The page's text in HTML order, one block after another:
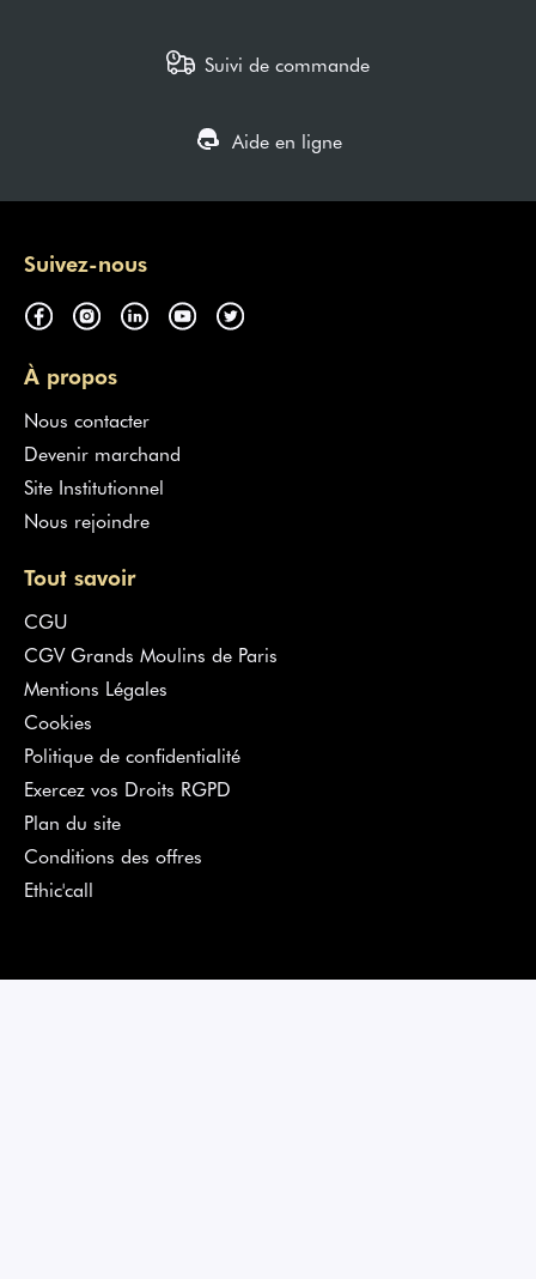
Suivi de commande
Aide en ligne
Suivez-nous
À propos
Nous contacter
Devenir marchand
Site Institutionnel
Nous rejoindre
Tout savoir
CGU
CGV Grands Moulins de Paris
Mentions Légales
Cookies
Politique de confidentialité
Exercez vos Droits RGPD
Plan du site
Conditions des offres
Ethic'call